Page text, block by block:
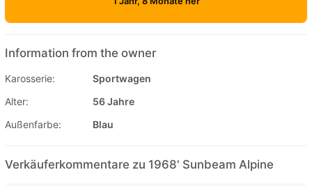
Information from the owner
Karosserie:
Sportwagen
Alter:
56 Jahre
Außenfarbe:
Blau
Verkäuferkommentare zu 1968' Sunbeam Alpine